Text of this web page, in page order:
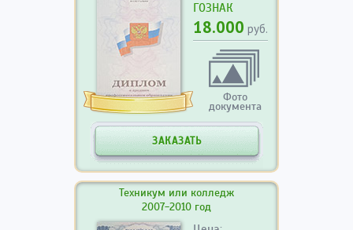
ГОЗНАК
18.000 руб.
Фото
документа
ЗАКАЗАТЬ
Техникум или колледж
2007-2010 год